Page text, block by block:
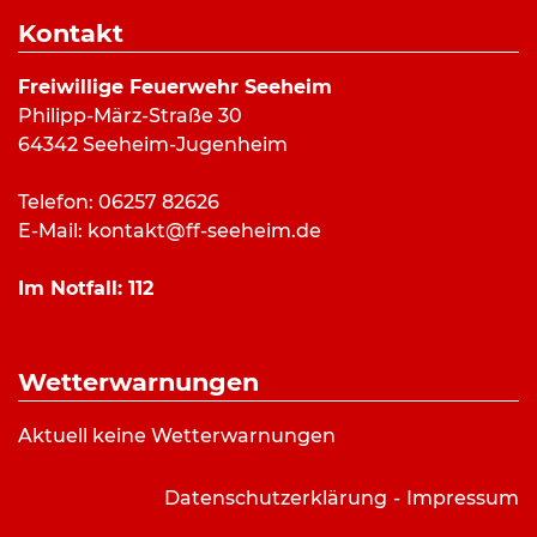
Alarmierungsart:
Art:Hilfeleistung
Einsatzort:
Feuerwehrgerätehaus Seeheim
Mannschaftsstärke:
ELW (a.D.)
Weitere Kräfte:
Einsatzbericht:
Stützpunkt. Die Feuerwehr sicherte den
Landeplatze ab.
Kontakt
Freiwillige Feuerwehr Seeheim
Philipp-März-Straße 30
64342 Seeheim-Jugenheim
Telefon: 06257 82626
E-Mail: kontakt@ff-seeheim.de
Im Notfall:112
Wetterwarnungen
Aktuell keine Wetterwarnungen
Datenschutzerklärung Impressum